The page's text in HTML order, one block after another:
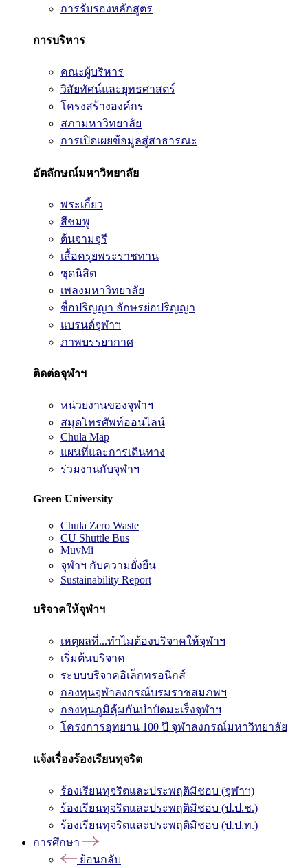
การรับรองหลักสูตร
การบริหาร
คณะผู้บริหาร
วิสัยทัศน์และยุทธศาสตร์
โครงสร้างองค์กร
สภามหาวิทยาลัย
การเปิดเผยข้อมูลสู่สาธารณะ
อัตลักษณ์มหาวิทยาลัย
พระเกี้ยว
สีชมพู
ต้นจามจุรี
เสื้อครุยพระราชทาน
ชุดนิสิต
เพลงมหาวิทยาลัย
ชื่อปริญญา อักษรย่อปริญญา
แบรนด์จุฬาฯ
ภาพบรรยากาศ
ติดต่อจุฬาฯ
หน่วยงานของจุฬาฯ
สมุดโทรศัพท์ออนไลน์
Chula Map
แผนที่และการเดินทาง
ร่วมงานกับจุฬาฯ
Green University
Chula Zero Waste
CU Shuttle Bus
MuvMi
จุฬาฯ กับความยั่งยืน
Sustainability Report
บริจาคให้จุฬาฯ
เหตุผลที่...ทำไมต้องบริจาคให้จุฬาฯ
เริ่มต้นบริจาค
ระบบบริจาคอิเล็กทรอนิกส์
กองทุนจุฬาลงกรณ์บรมราชสมภพฯ
กองทุนภูมิคุ้มกันบำบัดมะเร็งจุฬาฯ
โครงการอุทยาน 100 ปี จุฬาลงกรณ์มหาวิทยาลัย
แจ้งเรื่องร้องเรียนทุจริต
ร้องเรียนทุจริตและประพฤติมิชอบ (จุฬาฯ)
ร้องเรียนทุจริตและประพฤติมิชอบ (ป.ป.ช.)
ร้องเรียนทุจริตและประพฤติมิชอบ (ป.ป.ท.)
การศึกษา
ย้อนกลับ